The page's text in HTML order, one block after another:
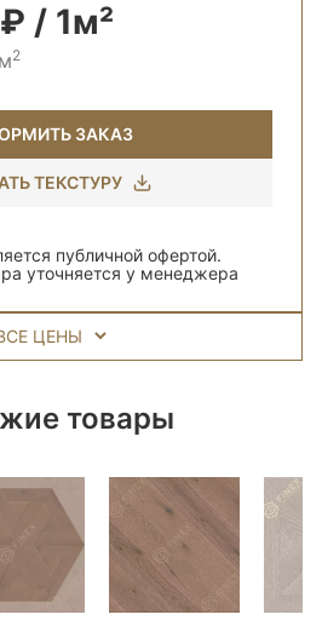
/ 1м²
2
ЗАКАЗ
ТЕКСТУРУ
публичной офертой.
уточняется у менеджера
ЦЕНЫ
товары